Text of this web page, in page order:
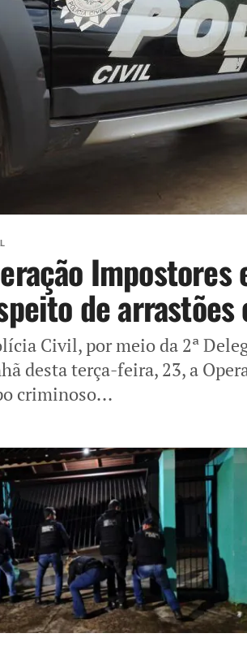
de
Civil, por meio da 2ª
desta terça-feira, 23, a
criminoso...